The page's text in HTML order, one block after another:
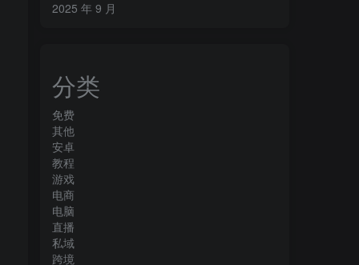
2025 年 9 月
分类
免费
其他
安卓
教程
游戏
电商
电脑
直播
私域
跨境